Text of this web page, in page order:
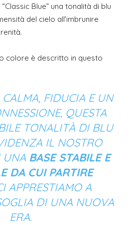
Blue” una tonalità di blu
del cielo all’imbrunire
colore è descritto in questo
FIDUCIA E UN
QUESTA
TONALITÀ DI BLU
IL NOSTRO
UNA BASE STABILE E
DA CUI PARTIRE
APPRESTIAMO A
DI UNA NUOVA
ERA.